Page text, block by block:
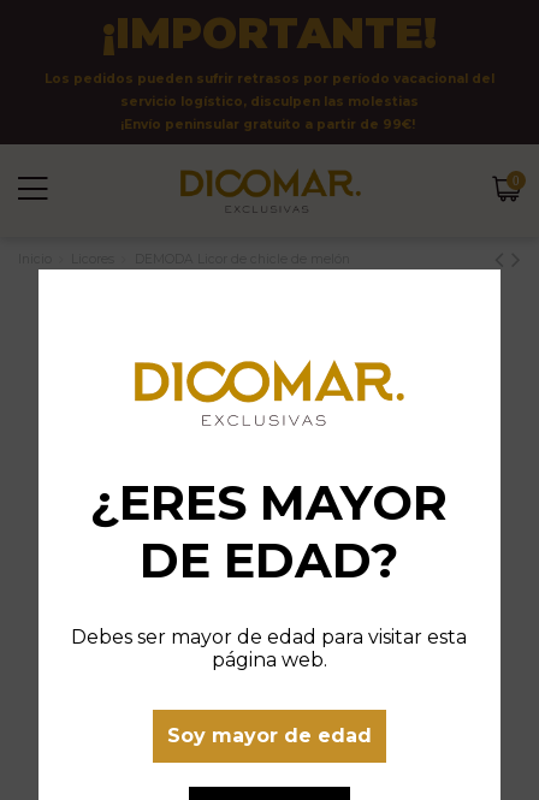
¿ERES MAYOR
DE EDAD?
Debes ser mayor de edad para visitar esta
página web.
Soy mayor de edad
¡IMPORTANTE!
Los pedidos pueden sufrir retrasos por período vacacional del
servicio logístico, disculpen las molestias
¡Envío peninsular gratuito a partir de 99€!
0